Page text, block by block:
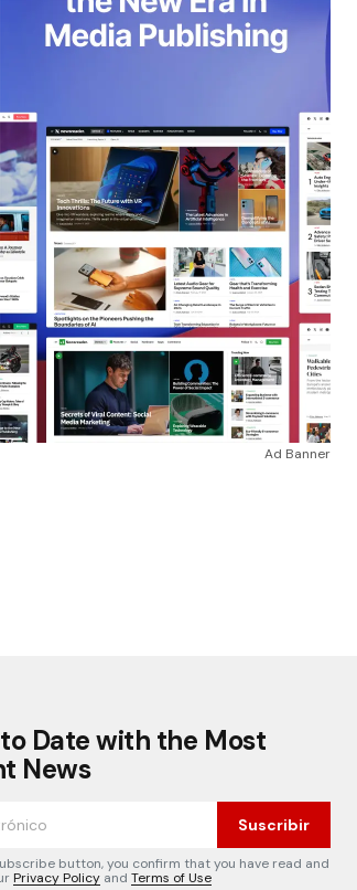
Ad Banner
Date with the Most
News
Suscribir
button, you confirm that you have read and
Privacy Policy and Terms of Use